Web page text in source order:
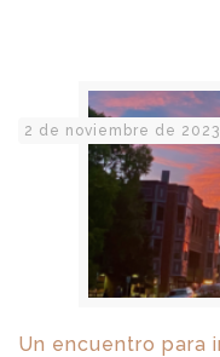
2 de noviembre de 2023
Un encuentro para